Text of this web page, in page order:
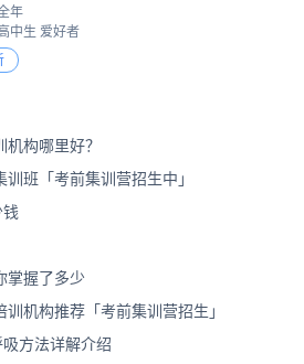
年
中生 爱好者
构哪里好？
班「考前集训营招生中」
掌握了多少
机构推荐「考前集训营招生」
方法详解介绍